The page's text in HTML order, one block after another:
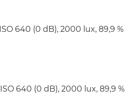
640 (0 dB), 2000 lux, 89,9 %
640 (0 dB), 2000 lux, 89,9 %